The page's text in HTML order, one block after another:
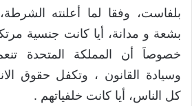
بلفاست، وفقا لما أعلنته
بشعة و مدانة، أيا كانت جنسية
خصوصاَ أن المملكة المتحدة تنعم
وسيادة القانون ، وتكفل حقوق
كل الناس، أيا كانت خلفياتهم .